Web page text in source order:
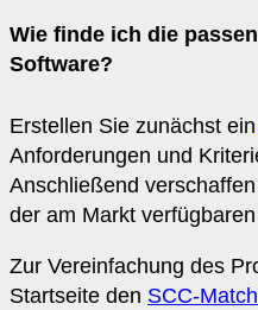
Wie finde ich die
Software?
Erstellen Sie zunächst ein
Anforderungen und
Anschließend
der am Markt
Zur Vereinfachung des
Startseite den SCC-